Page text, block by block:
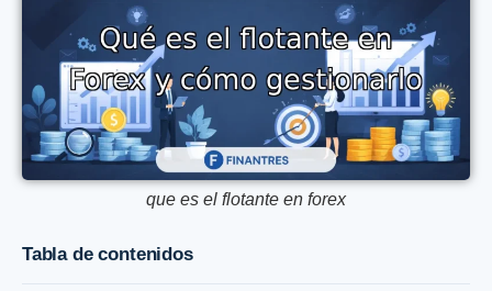
que es el flotante en forex
Tabla de contenidos